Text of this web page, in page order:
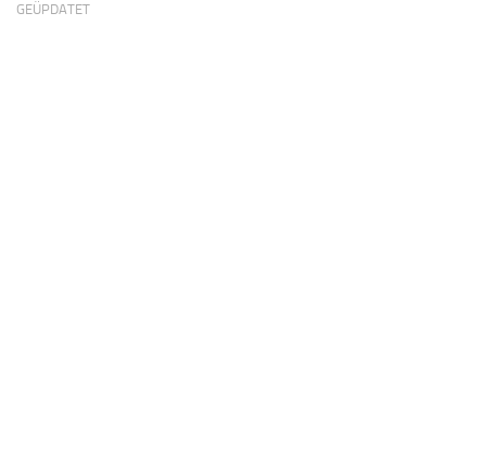
GEÜPDATET